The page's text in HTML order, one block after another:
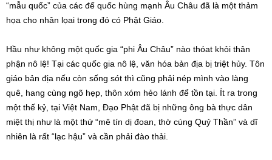
“mẫu quốc” của các đế quốc hùng mạnh Âu Châu đã là một thảm
họa cho nhân lọai trong đó có Phật Giáo.
Hầu như không một quốc gia “phi Âu Châu” nào thóat khỏi thân
phận nô lệ! Tại các quốc gia nô lệ, văn hóa bản địa bị triệt hủy. Tôn
giáo bản địa nếu còn sống sót thì cũng phải nép mình vào làng
quê, hang cùng ngõ hẹp, thôn xóm hẻo lánh để tồn tại. Ít ra trong
một thế kỷ, tại Việt Nam, Đạo Phật đã bị những ông bà thực dân
miệt thị như là một thứ “mê tín dị đoan, thờ cúng Quỷ Thần” và dĩ
nhiên là rất “lạc hậu” và cần phải đào thải.